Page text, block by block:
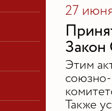
27
Этим
союзно-
Также